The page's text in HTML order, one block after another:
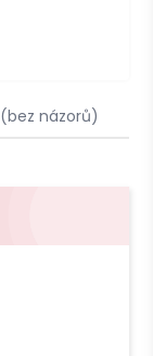
(bez názorů)